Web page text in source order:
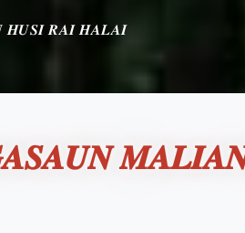
𝑹𝑨𝑰 𝑯𝑨𝑳𝑨𝑰